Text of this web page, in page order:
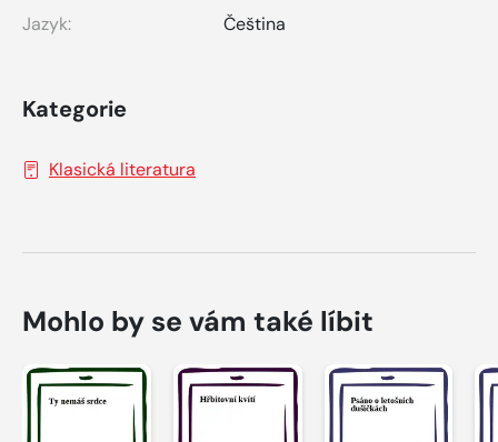
Jazyk:
Čeština
Kategorie
Klasická literatura
Mohlo by se vám také líbit